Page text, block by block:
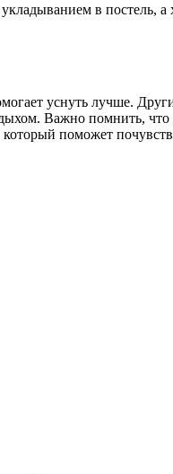
в постель, а
уснуть лучше.
Важно помнить,
поможет